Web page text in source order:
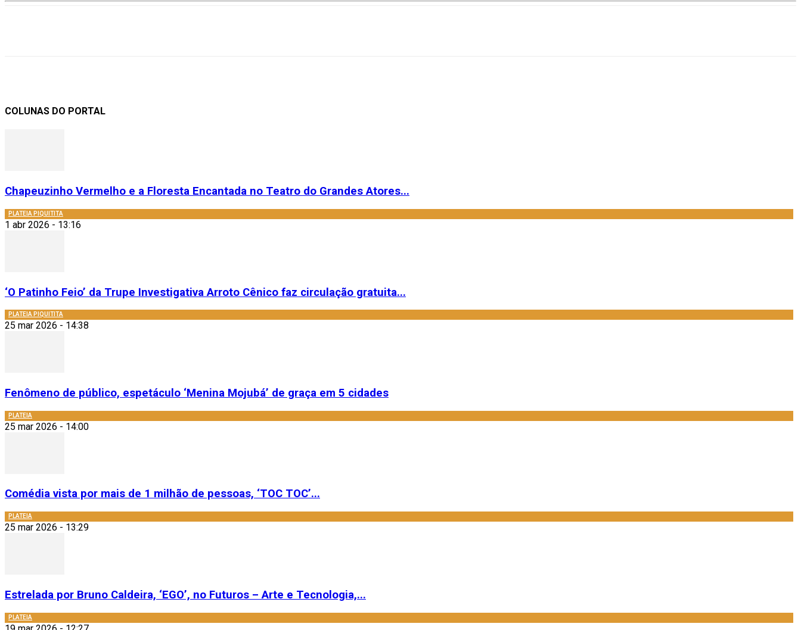
COLUNAS DO PORTAL
Chapeuzinho Vermelho e a Floresta Encantada no Teatro do Grandes Atores...
PLATEIA PIQUITITA
1 abr 2026 - 13:16
‘O Patinho Feio’ da Trupe Investigativa Arroto Cênico faz circulação gratuita...
PLATEIA PIQUITITA
25 mar 2026 - 14:38
Fenômeno de público, espetáculo ‘Menina Mojubá’ de graça em 5 cidades
PLATEIA
25 mar 2026 - 14:00
Comédia vista por mais de 1 milhão de pessoas, ‘TOC TOC’...
PLATEIA
25 mar 2026 - 13:29
Estrelada por Bruno Caldeira, ‘EGO’, no Futuros – Arte e Tecnologia,...
PLATEIA